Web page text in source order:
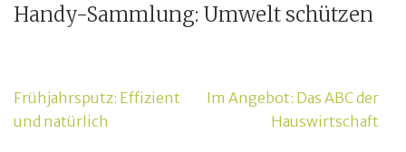
Handy-Sammlung: Umwelt schützen
Beitragsnavigation
Frühjahrsputz: Effizient
und natürlich
Im Angebot: Das ABC der
Hauswirtschaft